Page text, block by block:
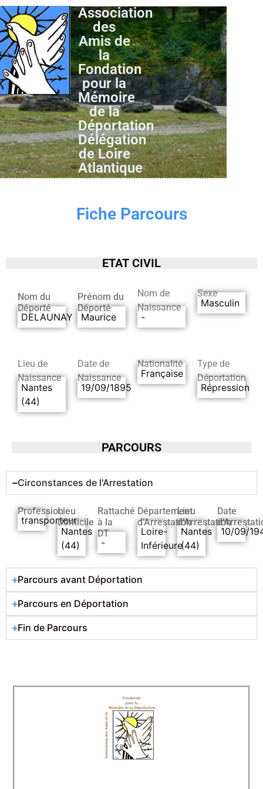
Association
des
Amis de
la
Fondation
pour la
Mémoire
de la
Déportation
Délégation
de Loire
Atlantique
Fiche Parcours
ETAT CIVIL
Nom du
Déporté
DELAUNAY
Prénom du
Déporté
Maurice
Nom de
Naissance
-
Sexe
Masculin
Lieu de
Naissance
Nantes
(44)
Date de
Naissance
19/09/1895
Nationalité
Française
Type de
Déportation
Répression
PARCOURS
Circonstances de l'Arrestation
Profession
transporteur
Lieu
Domicile
Nantes
(44)
Rattaché
à la
DT
-
Département
d’Arrestation
Loire-
Inférieure
Lieu
d’Arrestation
Nantes
(44)
Date
10/09/
Parcours avant Déportation
Parcours en Déportation
Fin de Parcours